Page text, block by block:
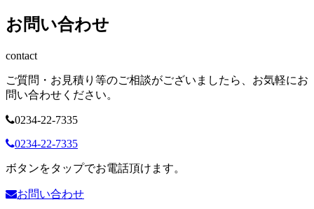
お問い合わせ
contact
ご質問・お見積り等のご相談がございましたら、お気軽にお
問い合わせください。
0234-22-7335
0234-22-7335
ボタンをタップでお電話頂けます。
お問い合わせ